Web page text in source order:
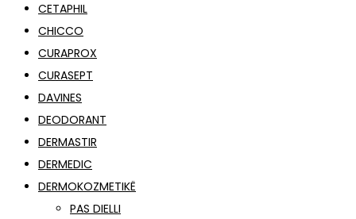
CETAPHIL
CHICCO
CURAPROX
CURASEPT
DAVINES
DEODORANT
DERMASTIR
DERMEDIC
DERMOKOZMETIKË
PAS DIELLI